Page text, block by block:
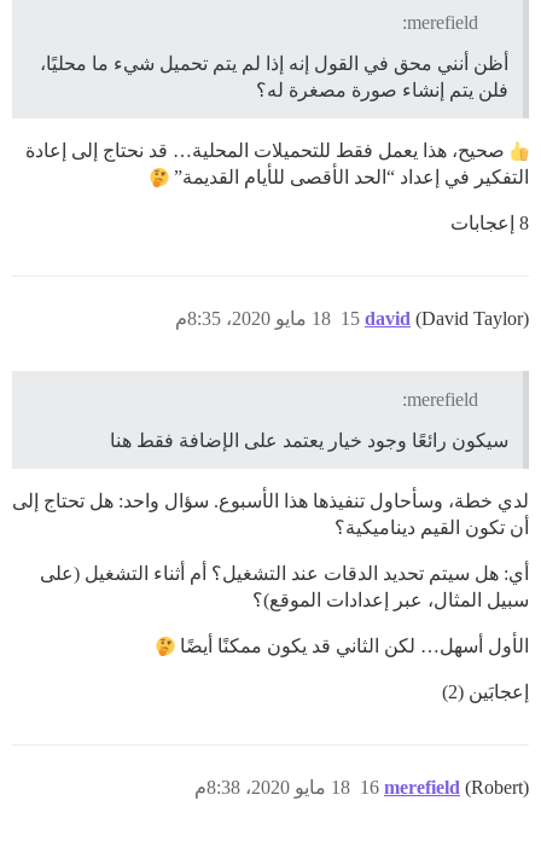
merefield:
أظن أنني محق في القول إنه إذا لم يتم تحميل شيء ما محليًا،
فلن يتم إنشاء صورة مصغرة له؟
صحيح، هذا يعمل فقط للتحميلات المحلية… قد نحتاج إلى إعادة
التفكير في إعداد “الحد الأقصى للأيام القديمة”
8 إعجابات
david (David Taylor) 18 مايو 2020، 8:35م 15
merefield:
سيكون رائعًا وجود خيار يعتمد على الإضافة فقط هنا
لدي خطة، وسأحاول تنفيذها هذا الأسبوع. سؤال واحد: هل تحتاج إلى
أن تكون القيم ديناميكية؟
أي: هل سيتم تحديد الدقات عند التشغيل؟ أم أثناء التشغيل (على
سبيل المثال، عبر إعدادات الموقع)؟
الأول أسهل… لكن الثاني قد يكون ممكنًا أيضًا
إعجابَين (2)
merefield (Robert) 18 مايو 2020، 8:38م 16